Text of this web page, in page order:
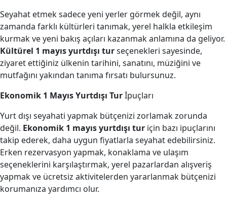
Seyahat etmek sadece yeni yerler görmek değil, aynı
zamanda farklı kültürleri tanımak, yerel halkla etkileşim
kurmak ve yeni bakış açıları kazanmak anlamına da geliyor.
Kültürel 1 mayıs yurtdışı turseçenekleri sayesinde,
ziyaret ettiğiniz ülkenin tarihini, sanatını, müziğini ve
mutfağını yakından tanıma fırsatı bulursunuz.
Ekonomik 1 Mayıs Yurtdışı Turİpuçları
Yurt dışı seyahati yapmak bütçenizi zorlamak zorunda
değil. Ekonomik 1 mayıs yurtdışı tur için bazı ipuçlarını
takip ederek, daha uygun fiyatlarla seyahat edebilirsiniz.
Erken rezervasyon yapmak, konaklama ve ulaşım
seçeneklerini karşılaştırmak, yerel pazarlardan alışveriş
yapmak ve ücretsiz aktivitelerden yararlanmak bütçenizi
korumanıza yardımcı olur.